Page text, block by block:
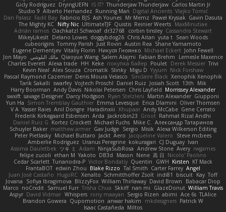
Gicly Rodríguez DryingUEFN IS IT? Thunderjaw Thunderjaw Carlos Martin Jr
Studio 9 Alberto Hernandez Running Man Digital Ancients Vlajko Tomić
Dan Palasz Fadil Bay Fabricio BJS Ash Younes Mr Memz Paweł Krysiak Gavin Dasuta
The Mighty KC Nifty Nic UltimateTJF Quistis Reinier Weerts MaxMinutiae
Adrián ramos Oachkatzl Schwoaf dr32768 corbin tinsley Cassandra Stewart
MikeyLikesIt Delano Lowes doggybdog26 Chris Aitan yuta t Sean Woods
cubeorigins Tommy Parish Just Rovin Austin Rea Shane Yamamoto
Eugene Dementjev Vitaliy Florin Никуся Гноянко Michael Eckert John Fewell
Jon Mayo مالك البلوشي Qiaoyue Wang Salem Alajmi Fabian Brehm
Lemesle Maxence
Charles Everett Alexa trade HH Keke покупка байер Poulet Derek Messier Trivi
Kevin Neal Alex Souza Cromatik Slinky Migu D Yyyum Nick Forshaw
Pascal Raymond Cazemier Denis Moura Velasco Sinclaire Black Xenophik Xenophik
Tarik Sakalli swarfey Vojtech Proschl Daniel Ruiz Josiah Scott 13th
Mik
Harry Boorman Andy Davis Nikolai Petersen Chris Layfield Morrissey Alexander
swxift savage Designer Darcy Hodgson Ryan Stelzleni Martin Alexander Giupponi
Yun Ha Simon Tremblay Gauthier Emma Levesque Erica Dlamini Oliver Thomsen
V A Yasser Raies Anil Dongre Haradinxiii Khupaar Andy McCabe Gene Cerrato
Frederik Kirkegaard Esbensen Arda Jackrobin23 Groot Rahmat Rizal Andhi
Daniel Ruiz G Kortez Crockett Michael Fuchs Mike C. Александр Татаринов
Schuyler Baker matthew armer Gav Judge Sergio Misik Alexa Wilkerson Editing
Peter Pietlasky Michael Buttaro Jackt Aero Jacqueline Valero
Steve mcbees
Amberlie Rodriguez Uranus Peregrine kokuragari CJ Duguay Ivan
Assima Dauletbek ツキ ミ Adam NinjaSubRosa Andrew Stone Avery rwgames
felipe zucoli ethan M Yakoto DB3d Mason Nene 高 日 Nicolo' Paolino
Cedar Scarlett Tunanodra-P Victor Bondatiy Quentin GWH Kirsten KT Mack
FrantaBOT edwin Zhou Blake Rizzo Tal Smith Carter Farrey Angel
Juan José Castaño HugoRC Xenalto Schmitthoffer Zsolt indi81 biscuit Kay Toff
Jovana
Sofiya Ibragimova BlizzyFox William Thirlaway David Brown
Babacar Diop
Marco noCrxdit Samuel Furr Trisha Chua Skkiff nan mi GlazeDonut William Travis
Aspyr David Vidmar Whispers rony maayan Sergio Rizen abimi Ace 6s TLAlice
Brandon Gowera Qupomotion anwar hakim mkdesigners Patrick W
Isaac Castañeda Miltos